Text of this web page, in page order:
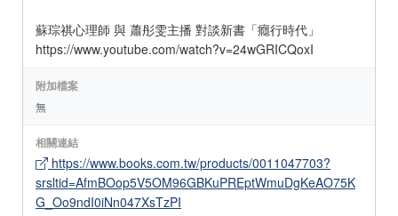
蘇琮祺心理師 與 蕭彤雯主播 對談新書「癮行時代」
https://www.youtube.com/watch?v=24wGRICQoxI
附加檔案
無
相關連結
https://www.books.com.tw/products/0011047703?
srsltid=AfmBOop5V5OM96GBKuPREptWmuDgKeAO75K
G_Oo9ndI0iNn047XsTzPI